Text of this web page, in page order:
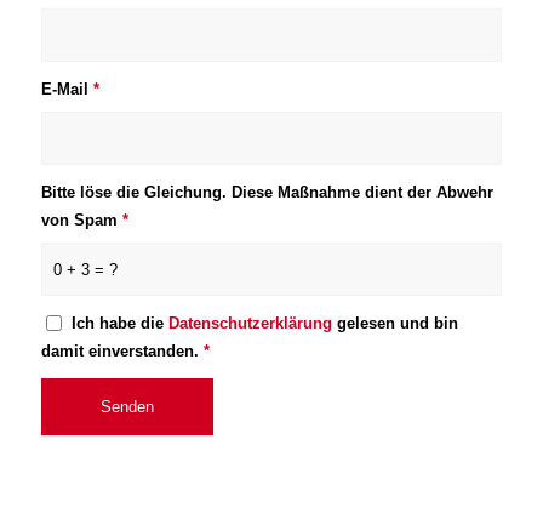
E-Mail *
0 + 3 = ?
Bitte löse die Gleichung. Diese Maßnahme dient der Abwehr
von Spam *
Ich habe die Datenschutzerklärung gelesen und bin
damit einverstanden. *